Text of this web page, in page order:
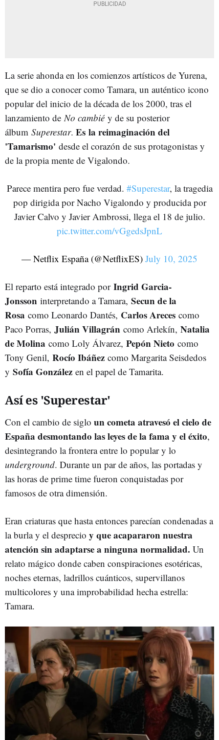
La serie ahonda en los comienzos artísticos de Yurena,
que se dio a conocer como Tamara, un auténtico icono
popular del inicio de la década de los 2000, tras el
lanzamiento de No cambiéy de su posterior
álbum Superestar. Es la reimaginación del
'Tamarismo' desde el corazón de sus protagonistas y
de la propia mente de Vigalondo.
Parece mentira pero fue verdad. #Superestar, la tragedia
pop dirigida por Nacho Vigalondo y producida por
Javier Calvo y Javier Ambrossi, llega el 18 de julio.
pic.twitter.com/vGgedsJpnL
— Netflix España (@NetflixES) July 10, 2025
El reparto está integrado por Ingrid Garcia-
Jonsson interpretando a Tamara, Secun de la
Rosa como Leonardo Dantés, Carlos Areces como
Paco Porras, Julián Villagrán como Arlekín, Natalia
de Molina como Loly Álvarez, Pepón Nieto como
Tony Genil, Rocío Ibáñez como Margarita Seisdedos
y Sofía González en el papel de Tamarita.
Así es 'Superestar'
Con el cambio de siglo un cometa atravesó el cielo de
España desmontando las leyes de la fama y el éxito,
desintegrando la frontera entre lo popular y lo
underground. Durante un par de años, las portadas y
las horas de prime time fueron conquistadas por
famosos de otra dimensión.
Eran criaturas que hasta entonces parecían condenadas a
la burla y el desprecio y que acapararon nuestra
atención sin adaptarse a ninguna normalidad. Un
relato mágico donde caben conspiraciones esotéricas,
noches eternas, ladrillos cuánticos, supervillanos
multicolores y una improbabilidad hecha estrella:
Tamara.